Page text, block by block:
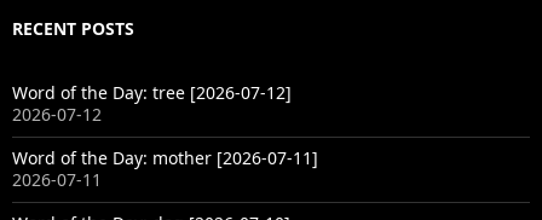
RECENT POSTS
Word of the Day: tree [2026-07-12]
2026-07-12
Word of the Day: mother [2026-07-11]
2026-07-11